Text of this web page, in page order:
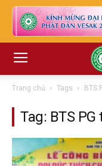
Trang chủ Tags BTS
Tag: BTS